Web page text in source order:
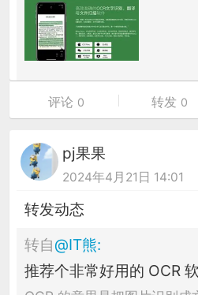
评论 0 转发 0
pj果果
2024年4月21日 14:01
转发动态
转自@IT熊:
推荐个非常好用的 OCR